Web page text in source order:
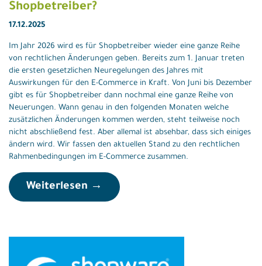
Shopbetreiber?
17.12.2025
Im Jahr 2026 wird es für Shopbetreiber wieder eine ganze Reihe
von rechtlichen Änderungen geben. Bereits zum 1. Januar treten
die ersten gesetzlichen Neuregelungen des Jahres mit
Auswirkungen für den E-Commerce in Kraft. Von Juni bis Dezember
gibt es für Shopbetreiber dann nochmal eine ganze Reihe von
Neuerungen. Wann genau in den folgenden Monaten welche
zusätzlichen Änderungen kommen werden, steht teilweise noch
nicht abschließend fest. Aber allemal ist absehbar, dass sich einiges
ändern wird. Wir fassen den aktuellen Stand zu den rechtlichen
Rahmenbedingungen im E-Commerce zusammen.
Weiterlesen →